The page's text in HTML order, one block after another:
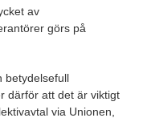
av
görs på
betydelsefull
därför att det är viktigt
via Unionen,